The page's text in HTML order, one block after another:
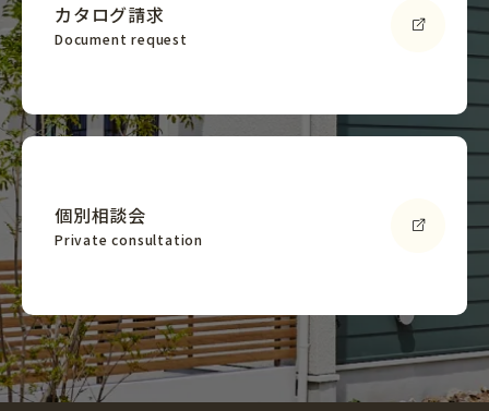
カタログ請求
Document request
個別相談会
Private consultation